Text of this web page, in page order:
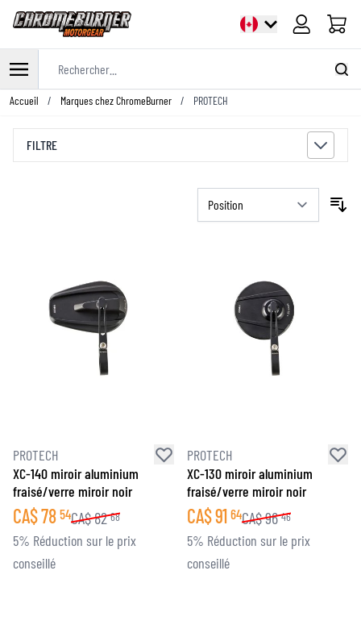
Panier
Allez au contenu
Accueil / Marques chez ChromeBurner / PROTECH
FILTRE
PROTECH
XC-140 miroir aluminium
fraisé/verre miroir noir
CA$78 54CA$82 68
5% Réduction sur le prix
conseillé
PROTECH
XC-130 miroir aluminium
fraisé/verre miroir noir
CA$91 64CA$96 46
5% Réduction sur le prix
conseillé